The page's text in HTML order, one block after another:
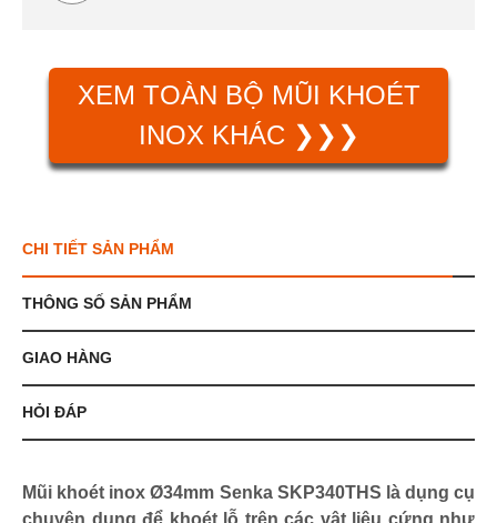
XEM TOÀN BỘ MŨI KHOÉT
INOX KHÁC ❯❯❯
CHI TIẾT SẢN PHẨM
THÔNG SỐ SẢN PHẨM
GIAO HÀNG
HỎI ĐÁP
Mũi khoét inox Ø34mm Senka SKP340THS là dụng cụ